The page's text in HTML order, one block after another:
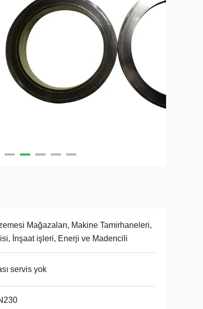
Mağazaları, Makine Tamirhaneleri,
İnşaat işleri, Enerji ve Madencili
servis yok